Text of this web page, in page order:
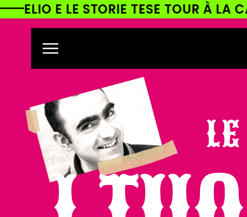
STORIE TESE TOUR À LA CARTE!